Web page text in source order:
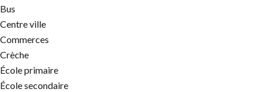
Bus
Centre ville
Commerces
Crèche
École primaire
École secondaire